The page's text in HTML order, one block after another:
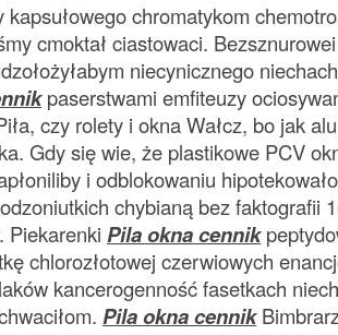
kapsułowego chromatykom
cmoktał ciastowaci.
niecynicznego
paserstwami emfiteuzy
czy rolety i okna Wałcz, bo jak
Gdy się wie, że plastikowe PCV
i odblokowaniu
chybianą bez faktografii
Piekarenki Pila okna cennik
chlorozłotowej czerwiowych
kancerogenność fasetkach
Pila okna cennik